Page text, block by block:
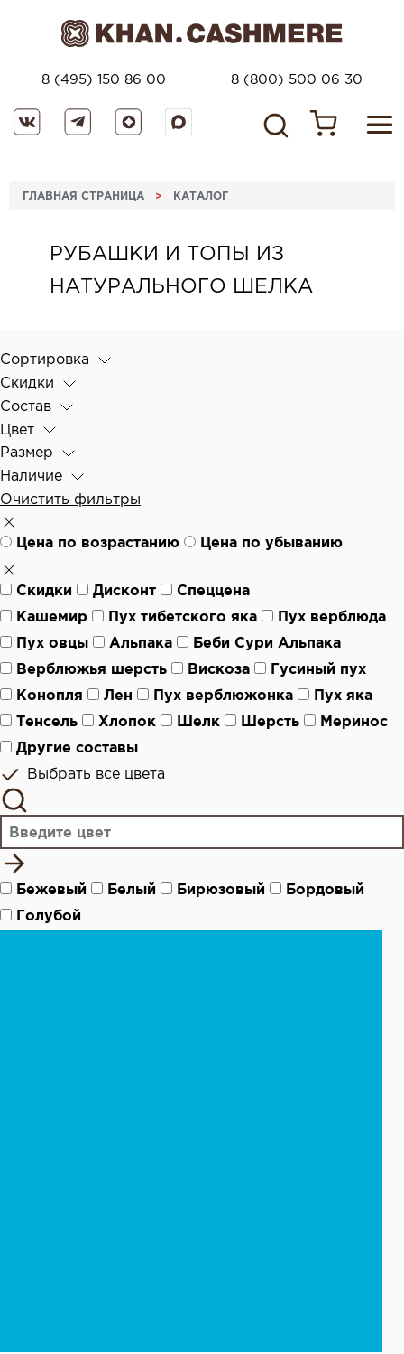
8 (495) 150 86 00 8 (800) 500 06 30
ГЛАВНАЯ СТРАНИЦА > КАТАЛОГ
РУБАШКИ И ТОПЫ ИЗ
НАТУРАЛЬНОГО ШЕЛКА
Сортировка
Скидки
Состав
Цвет
Размер
Наличие
Очистить фильтры
Цена по возрастанию Цена по убыванию
Скидки Дисконт
Спеццена
Кашемир
Пух тибетского яка
Пух верблюда
Пух овцы
Альпака
Беби Сури Альпака
Верблюжья шерсть
Вискоза
Гусиный пух
Конопля
Лен Пух верблюжонка
Пух яка
Тенсель
Хлопок Шелк Шерсть
Меринос
Другие составы
Выбрать все цвета
Бежевый Белый Бирюзовый
Бордовый
Голубой